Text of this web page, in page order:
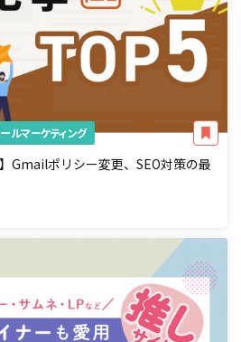
ルマーケティング
Gmailポリシー変更、SEO対策の最